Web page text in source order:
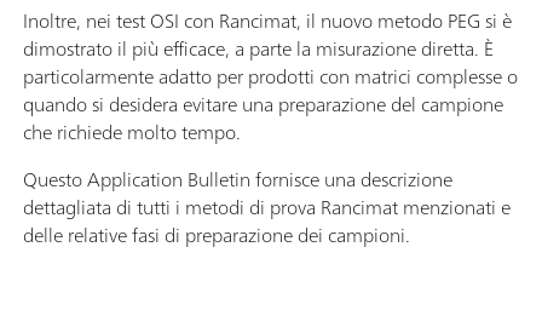
Inoltre, nei test OSI con Rancimat, il nuovo metodo PEG si è
dimostrato il più efficace, a parte la misurazione diretta. È
particolarmente adatto per prodotti con matrici complesse o
quando si desidera evitare una preparazione del campione
che richiede molto tempo.
Questo Application Bulletin fornisce una descrizione
dettagliata di tutti i metodi di prova Rancimat menzionati e
delle relative fasi di preparazione dei campioni.